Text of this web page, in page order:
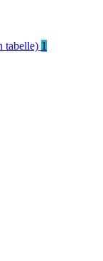
tabelle) 1